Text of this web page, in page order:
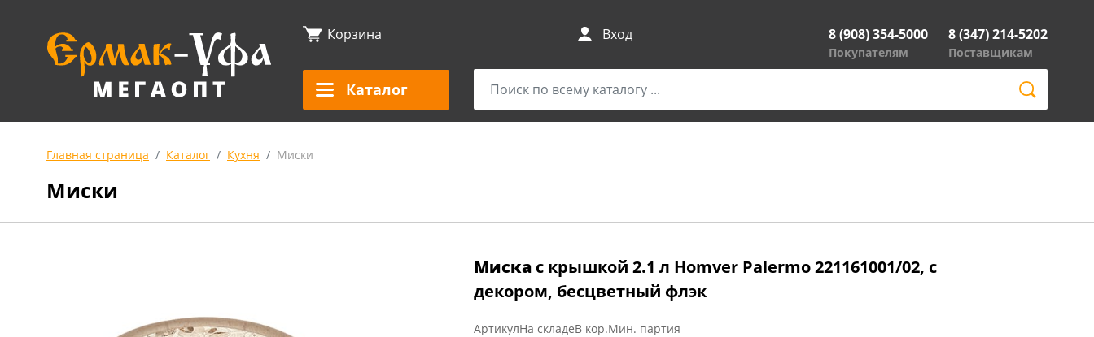
Корзина Вход 8 (908) 354-5000
Покупателям
8 (347) 214-5202
Поставщикам
Каталог
Главная страница Каталог Кухня Миски
Миски
Миска с крышкой 2.1 л Homver Palermo 221161001/02, с
декором, бесцветный флэк
АртикулНа складеВ кор.Мин. партия